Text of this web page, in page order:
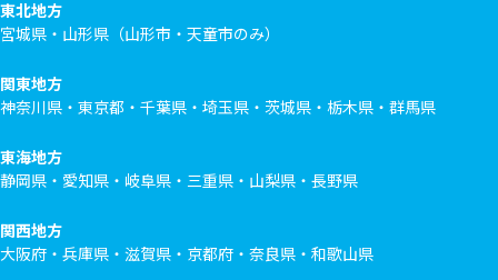
東北地方
宮城県・山形県（山形市・天童市のみ）
関東地方
神奈川県・東京都・千葉県・埼玉県・茨城県・栃木県・群馬県
東海地方
静岡県・愛知県・岐阜県・三重県・山梨県・長野県
関西地方
大阪府・兵庫県・滋賀県・京都府・奈良県・和歌山県